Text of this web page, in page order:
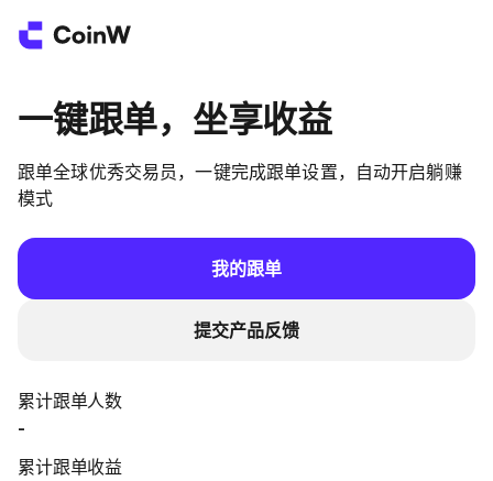
一键跟单，坐享收益
跟单全球优秀交易员，一键完成跟单设置，自动开启躺赚
模式
我的跟单
提交产品反馈
累计跟单人数
-
累计跟单收益